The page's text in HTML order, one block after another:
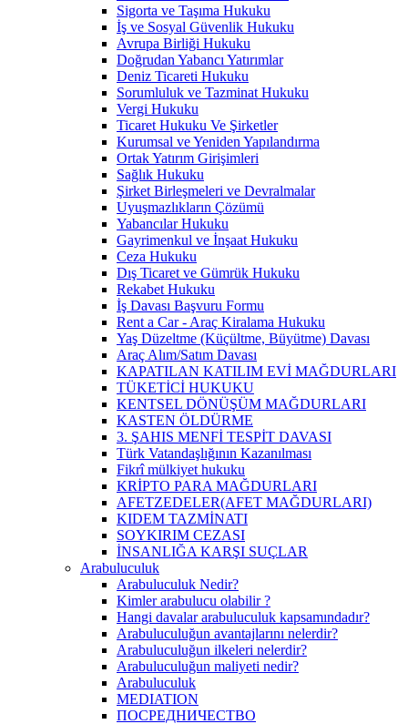
Sigorta ve Taşıma Hukuku
İş ve Sosyal Güvenlik Hukuku
Avrupa Birliği Hukuku
Doğrudan Yabancı Yatırımlar
Deniz Ticareti Hukuku
Sorumluluk ve Tazminat Hukuku
Vergi Hukuku
Ticaret Hukuku Ve Şirketler
Kurumsal ve Yeniden Yapılandırma
Ortak Yatırım Girişimleri
Sağlık Hukuku
Şirket Birleşmeleri ve Devralmalar
Uyuşmazlıkların Çözümü
Yabancılar Hukuku
Gayrimenkul ve İnşaat Hukuku
Ceza Hukuku
Dış Ticaret ve Gümrük Hukuku
Rekabet Hukuku
İş Davası Başvuru Formu
Rent a Car - Araç Kiralama Hukuku
Yaş Düzeltme (Küçültme, Büyütme) Davası
Araç Alım/Satım Davası
KAPATILAN KATILIM EVİ MAĞDURLARI
TÜKETİCİ HUKUKU
KENTSEL DÖNÜŞÜM MAĞDURLARI
KASTEN ÖLDÜRME
3. ŞAHIS MENFİ TESPİT DAVASI
Türk Vatandaşlığının Kazanılması
Fikrî mülkiyet hukuku
KRİPTO PARA MAĞDURLARI
AFETZEDELER(AFET MAĞDURLARI)
KIDEM TAZMİNATI
SOYKIRIM CEZASI
İNSANLIĞA KARŞI SUÇLAR
Arabuluculuk
Arabuluculuk Nedir?
Kimler arabulucu olabilir ?
Hangi davalar arabuluculuk kapsamındadır?
Arabuluculuğun avantajlarını nelerdir?
Arabuluculuğun ilkeleri nelerdir?
Arabuluculuğun maliyeti nedir?
Arabuluculuk
MEDIATION
ПОСРЕДНИЧЕСТВО